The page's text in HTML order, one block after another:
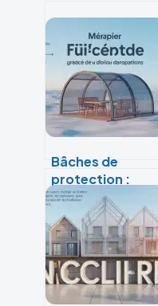
Bâches de
protection :
comment allier
matériaux haute
performance et
ajustement sur
mesure